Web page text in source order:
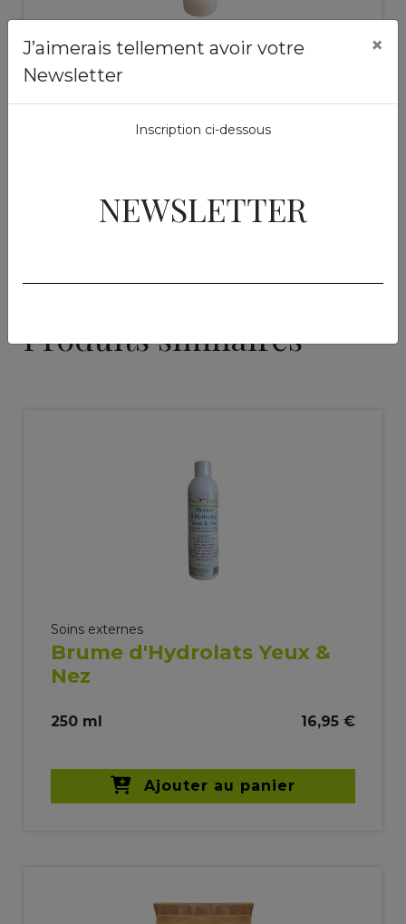
Soins externes
Nebuline
Produits similaires
Soins externes
Brume d'Hydrolats Yeux &
Nez
250 ml 16,95 €
Ajouter au panier
J’aimerais tellement avoir votre
Newsletter
×
Inscription ci-dessous
NEWSLETTER